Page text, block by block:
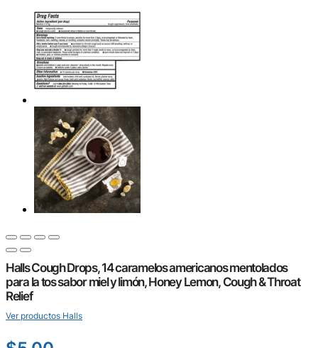
Halls Cough Drops, 14 caramelos americanos mentolados
para la tos sabor miel y limón, Honey Lemon, Cough & Throat
Relief
Ver productos Halls